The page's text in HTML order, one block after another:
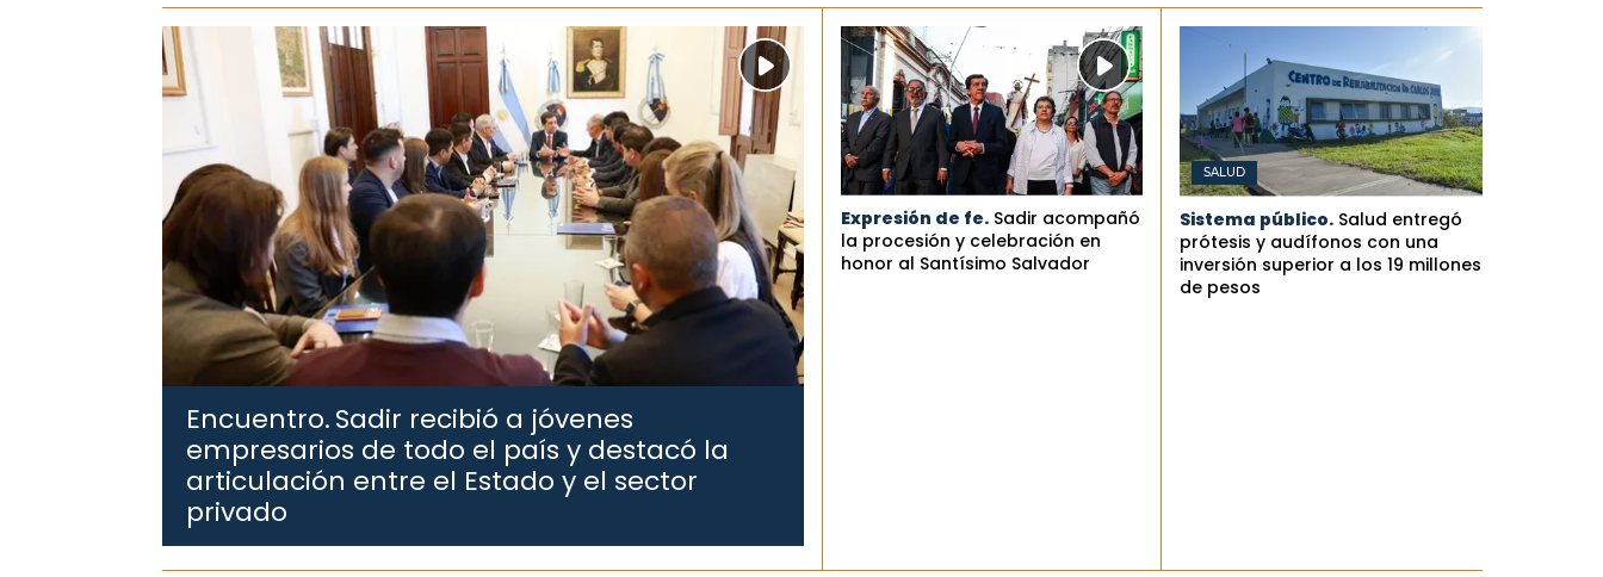
Encuentro.Sadir recibió a jóvenes
empresarios de todo el país y destacó la
articulación entre el Estado y el sector
privado
Expresión de fe. Sadir acompañó
la procesión y celebración en
honor al Santísimo Salvador
SALUD
Sistema público. Salud entregó
prótesis y audífonos con una
inversión superior a los 19 millones
de pesos